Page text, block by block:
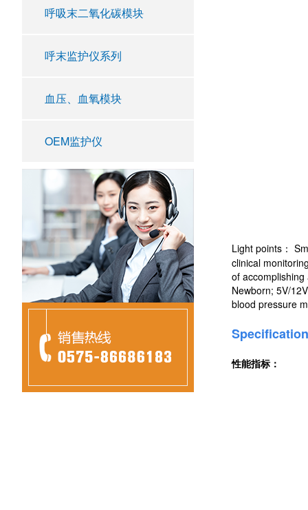
呼吸末二氧化碳模块
呼末监护仪系列
血压、血氧模块
OEM监护仪
Light points：
clinical
of
Newborn; 5V/
blood pressure
性能指标：